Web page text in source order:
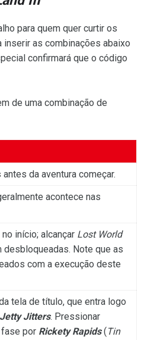
para quem quer curtir os
inserir as combinações abaixo
confirmará que o código
de uma combinação de
antes da aventura começar.
acontece nas
início; alcançar Lost World
Note que as
com a execução deste
tela de título, que entra logo
Jetty Jitters. Pressionar
por Rickety Rapids(Tin